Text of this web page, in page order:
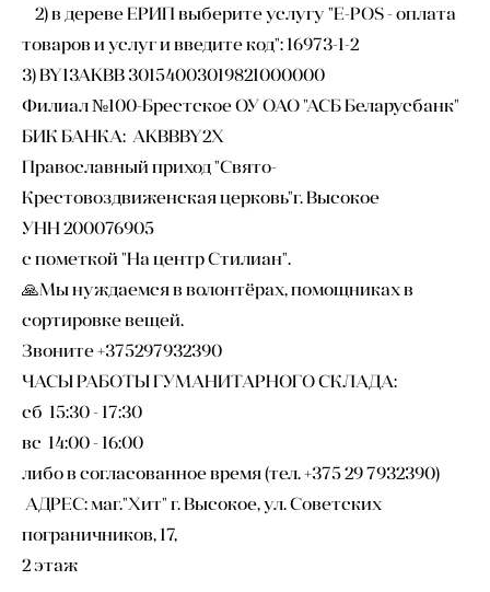
2) в дереве ЕРИП выберите услугу "E-POS - оплата
товаров и услуг и введите код": 16973-1-2
3) BY13AKBB 30154003019821000000
Филиал №100-Брестское ОУ ОАО "АСБ Беларусбанк"
БИК БАНКА: AKBBBY2X
Православный приход "Свято-
Крестовоздвиженская церковь"г. Высокое
УНН 200076905
с пометкой "На центр Стилиан".
🙏Мы нуждаемся в волонтёрах, помощниках в
сортировке вещей.
Звоните +375297932390
ЧАСЫ РАБОТЫ ГУМАНИТАРНОГО СКЛАДА:
сб 15:30 - 17:30
вс 14:00 - 16:00
либо в согласованное время (тел. +375 29 7932390)
АДРЕС: маг."Хит" г. Высокое, ул. Советских
пограничников, 17,
2 этаж